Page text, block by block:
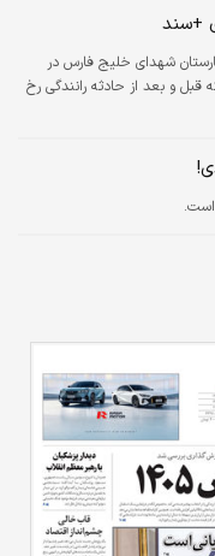
+سند
شهدای خلیج فارس در
قبل و بعد از حادثه رانندگی رخ
است.